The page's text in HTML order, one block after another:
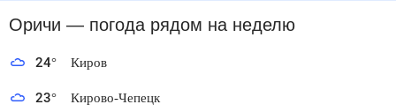
Оричи — погода рядом на неделю
24° Киров
23° Кирово-Чепецк